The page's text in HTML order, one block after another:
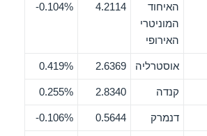
האיחוד
המוניטרי
האירופי
4.2114
0.104%-
אוסטרליה 2.6369
0.419%
קנדה 2.8340
0.255%
דנמרק 0.5644
0.106%-